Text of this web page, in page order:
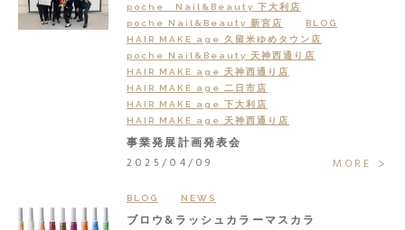
poche Nail&Beauty 下大利店
poche Nail&Beauty 新宮店
BLOG
HAIR MAKE age 久留米ゆめタウン店
poche Nail&Beauty 天神西通り店
HAIR MAKE age 天神西通り店
HAIR MAKE age 二日市店
HAIR MAKE age 下大利店
HAIR MAKE age 天神西通り店
事業発展計画発表会
2025/04/09 MORE
BLOG NEWS
ブロウ&ラッシュカラーマスカラ